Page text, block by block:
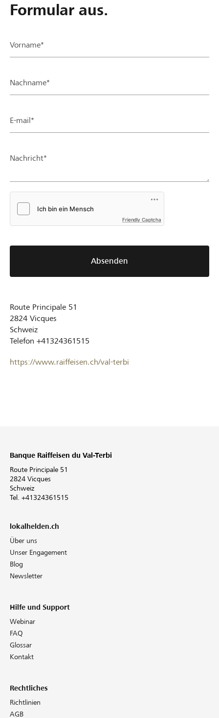
Formular aus.
Vorname*
Nachname*
E-mail*
Nachricht*
Friendly Captcha
Absenden
Route Principale 51
2824 Vicques
Schweiz
Telefon +41324361515
https://www.raiffeisen.ch/val-terbi
Banque Raiffeisen du Val-Terbi
Route Principale 51
2824 Vicques
Schweiz
Tel. +41324361515
lokalhelden.ch
Über uns
Unser Engagement
Blog
Newsletter
Hilfe und Support
Webinar
FAQ
Glossar
Kontakt
Rechtliches
Richtlinien
AGB